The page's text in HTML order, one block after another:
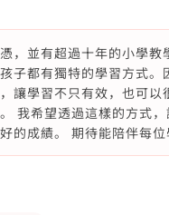
，並有超過十年的小學
子都有獨特的學習方式
讓學習不只有效，也可
我希望透過這樣的方式
的成績。 期待能陪伴每位